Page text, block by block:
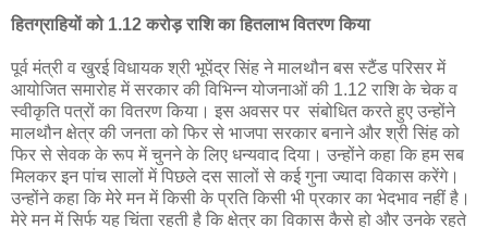
हितग्राहियों को 1.12 करोड़ राशि का हितलाभ वितरण किया
पूर्व मंत्री व खुरई विधायक श्री भूपेंद्र सिंह ने मालथौन बस स्टैंड परिसर में
आयोजित समारोह में सरकार की विभिन्न योजनाओं की 1.12 राशि के चेक व
स्वीकृति पत्रों का वितरण किया। इस अवसर पर संबोधित करते हुए उन्होंने
मालथौन क्षेत्र की जनता को फिर से भाजपा सरकार बनाने और श्री सिंह को
फिर से सेवक के रूप में चुनने के लिए धन्यवाद दिया। उन्होंने कहा कि हम सब
मिलकर इन पांच सालों में पिछले दस सालों से कई गुना ज्यादा विकास करेंगे।
उन्होंने कहा कि मेरे मन में किसी के प्रति किसी भी प्रकार का भेदभाव नहीं है।
मेरे मन में सिर्फ यह चिंता रहती है कि क्षेत्र का विकास कैसे हो और उनके रहते